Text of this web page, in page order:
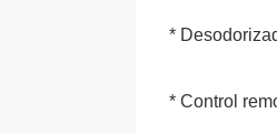
*
* Control